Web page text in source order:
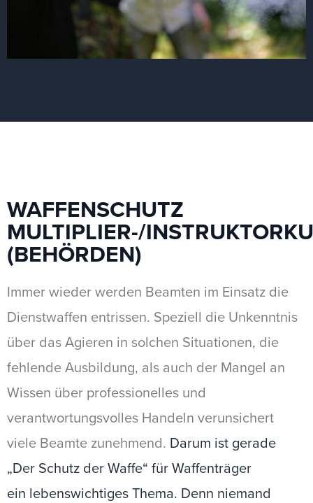
WAFFENSCHUTZ
MULTIPLIER-/
(BEHÖRDEN)
Immer wieder werden Beamten im Einsatz die
Dienstwaffen entrissen. Speziell die Unkenntnis
über das Agieren in solchen Situationen, die
fehlende Ausbildung, als auch der Mangel an
Wissen über professionelles und
verantwortungsvolles Handeln verunsichert
viele Beamte zunehmend. Darum ist gerade
„Der Schutz der Waffe“ für Waffenträger
ein lebenswichtiges Thema. Denn niemand